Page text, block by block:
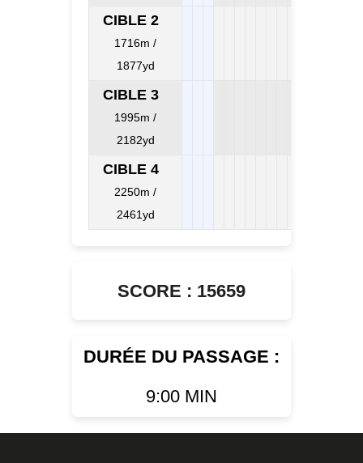
CIBLE 2
1716m /
1877yd
CIBLE 3
1995m /
2182yd
CIBLE 4
2250m /
2461yd
SCORE : 15659
DURÉE DU PASSAGE :
9:00 MIN